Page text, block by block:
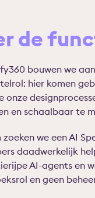
de
bouwen we
hier komen
onze
en schaalbaar te
zoeken we een AI
daadwerkelijk
AI-agents en
en geen